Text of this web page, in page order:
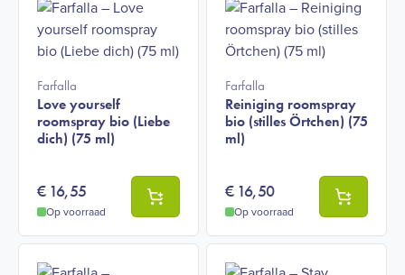
Farfalla
Love yourself
roomspray bio (Liebe
dich) (75 ml)
€16,55
Op voorraad
Farfalla
Reiniging roomspray
bio (stilles Örtchen) (75
ml)
€16,50
Op voorraad